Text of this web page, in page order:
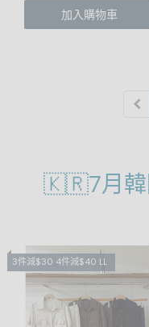
加入購物車
🇰🇷7月
3件減$30 4件減$40 LL